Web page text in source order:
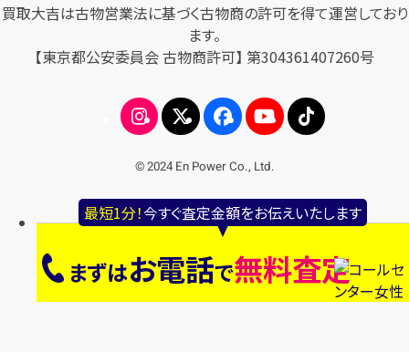
最短1分！今すぐ査定金額をお伝えいたします
まずはお電話で無料査定
買取大吉は古物営業法に基づく古物商の許可を得て運営しており
ます。
【東京都公安委員会 古物商許可】 第304361407260号
© 2024 En Power Co., Ltd.